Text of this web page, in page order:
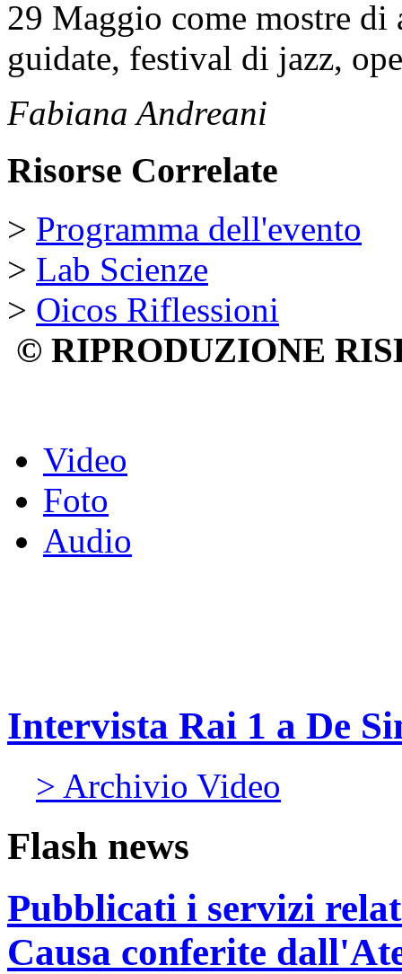
29 Maggio come mostre di
guidate, festival di jazz,
Fabiana Andreani
Risorse Correlate
> Programma dell'evento
> Lab Scienze
> Oicos Riflessioni
© RIPRODUZIONE
Video
Foto
Audio
Intervista Rai 1 a De
> Archivio Video
Flash news
Pubblicati i servizi
Causa conferite